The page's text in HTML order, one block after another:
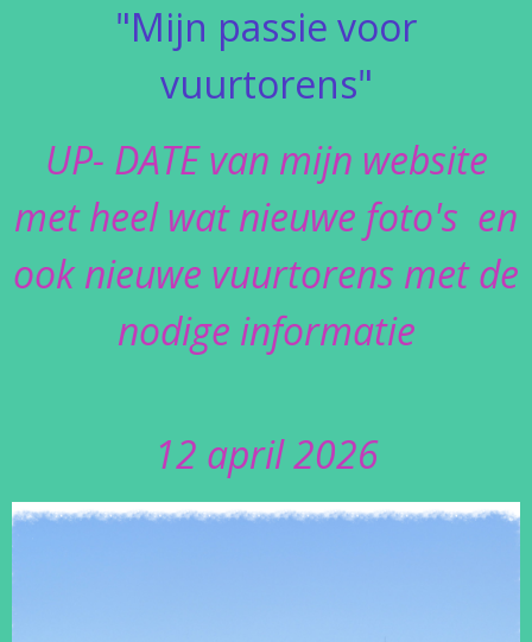
"Mijn passie voor
vuurtorens"
UP- DATE van mijn website
met heel wat nieuwe foto's en
ook nieuwe vuurtorens met de
nodige informatie
12 april 2026